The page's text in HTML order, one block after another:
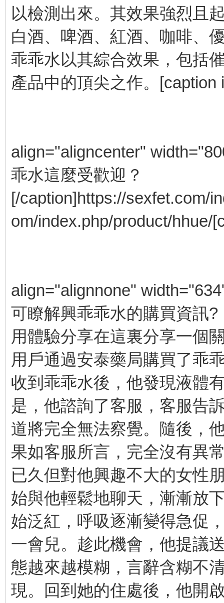
以檢測出來。其效果強烈且
白酒、啤酒、紅酒、咖啡、
乖乖水以其綜合效果，包括
產品中的頂尖之作。[caption
align="aligncenter"
乖水這麼受歡迎？
[/caption]https://sexfet.com/
om/index.php/product/hhue/
align="alignnone"
可瞭解興乖乖水的購買資訊?
用體驗分享在這裏分享一個
用戶通過安泰藥局購買了乖
收到乖乖水後，他發現液體
是，他諮詢了客服，客服告
道將完全無法察覺。隨後，
果如客服所言，完全沒有異
已久但對他興趣不大的女性
始與他輕鬆地聊天，漸漸放
始泛紅，呼吸逐漸變得急促
一會兒。趁此機會，他提議
態越來越模糊，言辭含糊不
現。回到她的住處後，他開